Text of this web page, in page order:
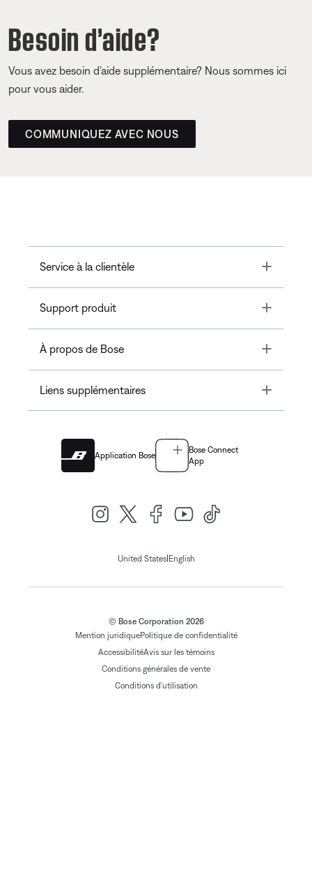
Besoin d’aide?
Vous avez besoin d’aide supplémentaire? Nous sommes ici
pour vous aider.
COMMUNIQUEZ AVEC NOUS
Service à la clientèle Toggle
Support produit Toggle
À propos de Bose Toggle
Liens supplémentaires Toggle
Application Bose
Bose Connect
App
United States| English
© Bose Corporation 2026
Mention juridiquePolitique de confidentialité
AccessibilitéAvis sur les témoins
Conditions générales de vente
Conditions d'utilisation